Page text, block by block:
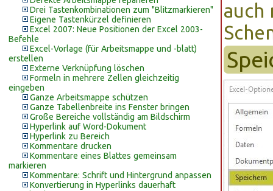
Drei Tastenkombinationen zum "Blitzmarkieren"
Eigene Tastenkürzel definieren
Excel 2007: Neue Positionen der Excel 2003-
Befehle
Excel-Vorlage (für Arbeitsmappe und -blatt)
erstellen
Externe Verknüpfung löschen
Formeln in mehrere Zellen gleichzeitig
eingeben
Ganze Arbeitsmappe schützen
Ganze Tabellenbreite ins Fenster bringen
Große Bereiche vollständig am Bildschirm
Hyperlink auf Word-Dokument
Hyperlink zu Bereich
Kommentare drucken
Kommentare eines Blattes gemeinsam
markieren
Kommentare: Schrift und Hintergrund anpassen
Konvertierung in Hyperlinks dauerhaft
auch